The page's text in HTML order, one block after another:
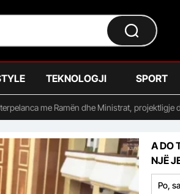
TEKNOLOGJI SPORT
me Ramën dhe Ministrat, projektligje
A DO
NJË
Po,